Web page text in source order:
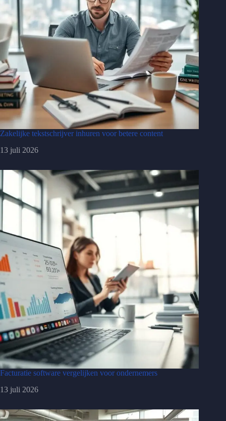
Zakelijke tekstschrijver inhuren voor betere content
13 juli 2026
Facturatie software vergelijken voor ondernemers
13 juli 2026